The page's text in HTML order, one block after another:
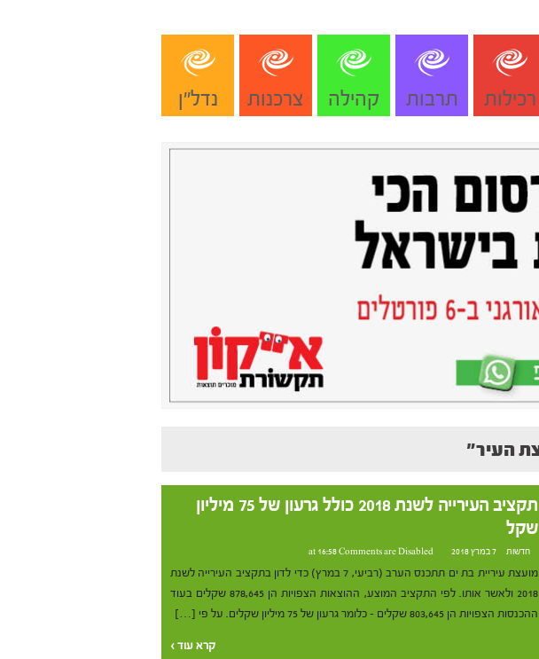
רכילות תרבות קהילה צרכנות נדל"ן
תקציב העירייה לשנת 2018 כולל גרעון של 75 מיליון
שקל
חדשות 7 במרץ 2018 at 16:58 Comments are Disabled
מועצת עיריית בת ים תתכנס הערב (רביעי, 7 במרץ) כדי לדון בתקציב העירייה לשנת
2018 ולאשר אותו. לפי התקציב המוצע, ההוצאות הצפויות הן 878,645 שקלים בעוד
ההכנסות הצפויות הן 803,645 שקלים – כלומר גרעון של 75 מיליון שקלים. על פי […]
קרא עוד ›